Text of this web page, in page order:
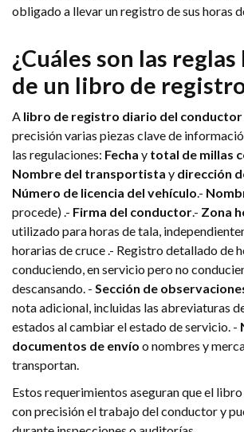
obligado a llevar un registro de sus horas
¿Cuáles son las reglas
de un libro de
A libro de registro diario del conductor
precisión varias piezas clave de
las regulaciones: Fecha y total de millas
Nombre del transportista y dirección
Número de licencia del vehículo .-
procede) .- Firma del conductor.- Zona
utilizado para horas de tala,
horarias de cruce .- Registro detallado de
conduciendo, en servicio pero no
descansando. - Sección de
nota adicional, incluidas las abreviaturas
estados al cambiar el estado de servicio. -
documentos de envío o nombres y
transportan.
Estos requerimientos aseguran que el
con precisión el trabajo del conductor y